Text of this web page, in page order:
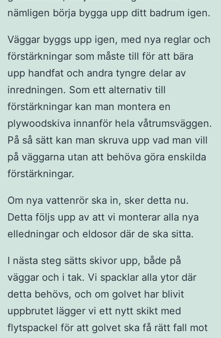
nämligen börja bygga upp ditt badrum igen.
Väggar byggs upp igen, med nya reglar och
förstärkningar som måste till för att bära
upp handfat och andra tyngre delar av
inredningen. Som ett alternativ till
förstärkningar kan man montera en
plywoodskiva innanför hela våtrumsväggen.
På så sätt kan man skruva upp vad man vill
på väggarna utan att behöva göra enskilda
förstärkningar.
Om nya vattenrör ska in, sker detta nu.
Detta följs upp av att vi monterar alla nya
elledningar och eldosor där de ska sitta.
I nästa steg sätts skivor upp, både på
väggar och i tak. Vi spacklar alla ytor där
detta behövs, och om golvet har blivit
uppbrutet lägger vi ett nytt skikt med
flytspackel för att golvet ska få rätt fall mot